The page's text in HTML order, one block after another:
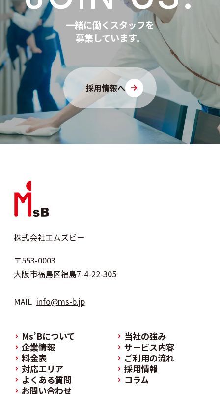
一緒に働くスタッフを
募集しています。
採用情報へ
株式会社エムズビー
〒553-0003
大阪市福島区福島7-4-22-305
MAIL info@ms-b.jp
Ms’Bについて
当社の強み
企業情報
サービス内容
料金表
ご利用の流れ
対応エリア
採用情報
よくある質問
コラム
お問い合わせ